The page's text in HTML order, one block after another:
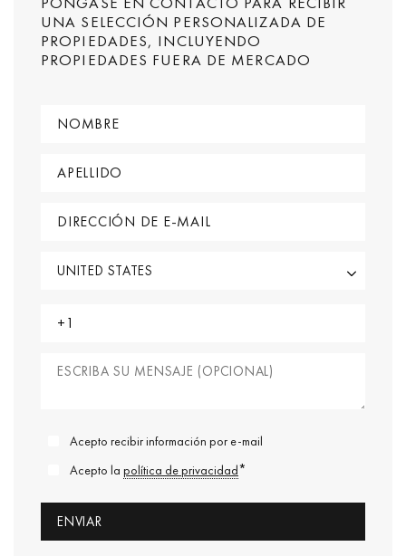
UNA SELECCIÓN PERSONALIZADA DE
PROPIEDADES, INCLUYENDO
PROPIEDADES FUERA DE MERCADO
Acepto recibir información por e-mail
Acepto la política de privacidad*